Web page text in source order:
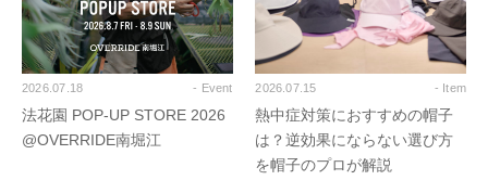
2026.07.18 - Event
法花園 POP-UP STORE 2026
@OVERRIDE南堀江
2026.07.15 - Item
熱中症対策におすすめの帽子
は？逆効果にならない選び方
を帽子のプロが解説